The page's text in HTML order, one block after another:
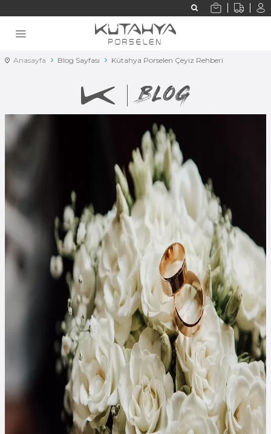
Anasayfa Blog Sayfası Kütahya Porselen Çeyiz Rehberi